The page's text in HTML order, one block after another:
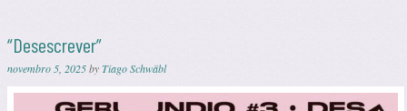
“Desescrever”
novembro 5, 2025byTiago Schwäbl